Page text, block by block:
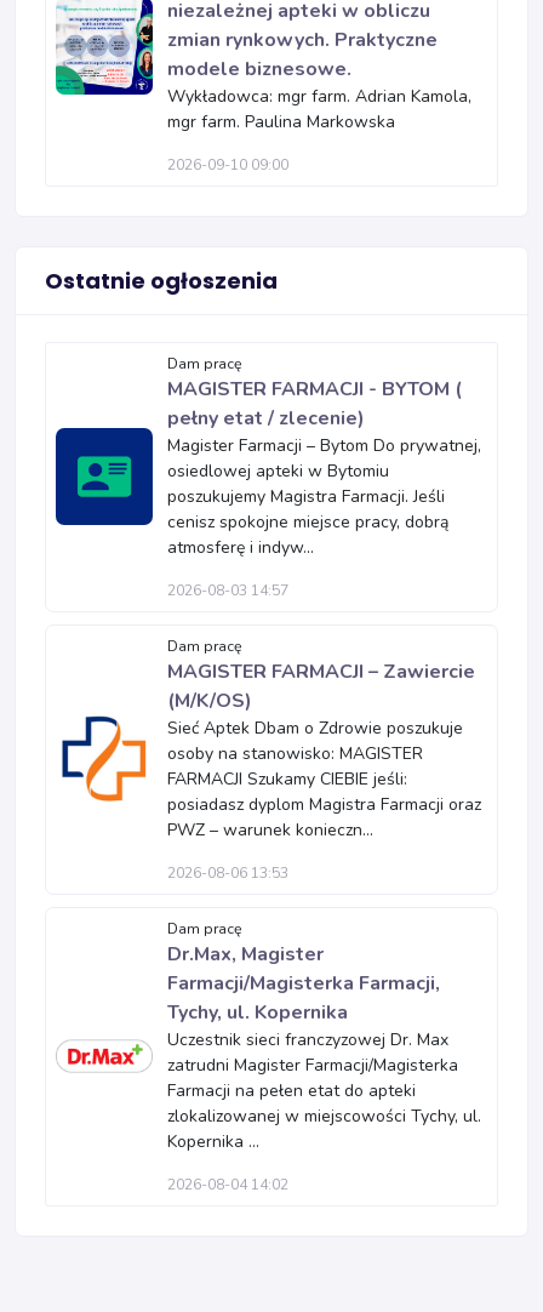
niezależnej apteki w obliczu
zmian rynkowych. Praktyczne
modele biznesowe.
Wykładowca: mgr farm. Adrian Kamola,
mgr farm. Paulina Markowska
2026-09-10 09:00
Ostatnie ogłoszenia
Dam pracę
MAGISTER FARMACJI - BYTOM (
pełny etat / zlecenie)
Magister Farmacji – Bytom Do prywatnej,
osiedlowej apteki w Bytomiu
poszukujemy Magistra Farmacji. Jeśli
cenisz spokojne miejsce pracy, dobrą
atmosferę i indyw...
2026-08-03 14:57
Dam pracę
MAGISTER FARMACJI – Zawiercie
(M/K/OS)
Sieć Aptek Dbam o Zdrowie poszukuje
osoby na stanowisko: MAGISTER
FARMACJI Szukamy CIEBIE jeśli:
posiadasz dyplom Magistra Farmacji oraz
PWZ – warunek konieczn...
2026-08-06 13:53
Dam pracę
Dr.Max, Magister
Farmacji/Magisterka Farmacji,
Tychy, ul. Kopernika
Uczestnik sieci franczyzowej Dr. Max
zatrudni Magister Farmacji/Magisterka
Farmacji na pełen etat do apteki
zlokalizowanej w miejscowości Tychy, ul.
Kopernika ...
2026-08-04 14:02